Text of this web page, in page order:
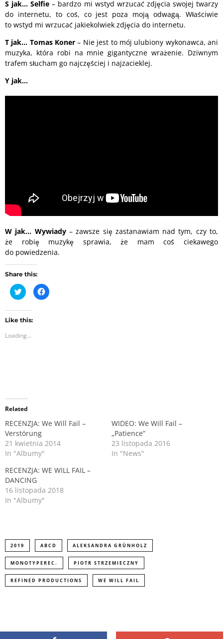
S jak… Selfie – bardzo mi wstyd wrzucać zdjęcia swojej twarzy
do internetu, to coś, co jest poza moją odwagą. Właściwie
to wstyd mi wrzucać jakiekolwiek zdjęcia do internetu.
T jak… Tomas Koner– Nie jest to mój ulubiony wykonawca, ani
muzyka, która robi na mnie gigantyczne wrażenie. Dziwnym
trafem słucham go najczęściej i najzacieklej.
Y jak…
W jak… Wywiady– zawsze się zastanawiam nad tym, czy to,
że robię muzykę sprawia, że mam coś ciekawego
do powiedzenia.
Share this:
C
l
t
s
i
t
r
(
O
p
e
n
s
n
n
e
w
w
i
C
l
o
k
O
p
i
n
n
e
)
Like this:
Loading...
Related
RECENZJA: We Will Fail –
Verstörung
21 kwietnia 2014
In "Albumy"
WIDEO: We Will Fail –
„Patience”
23 listopada 2016
In "News"
RECENZJA: WE WILL FAIL –
DANCING
16 listopada 2018
In "Albumy"
2019 ABCD ALEKSANDRA GRÜNHOLZ
MONOTYPEREC. PIOTR STRZEMIECZNY
REFINED PRODUCTIONS WE WILL FAIL